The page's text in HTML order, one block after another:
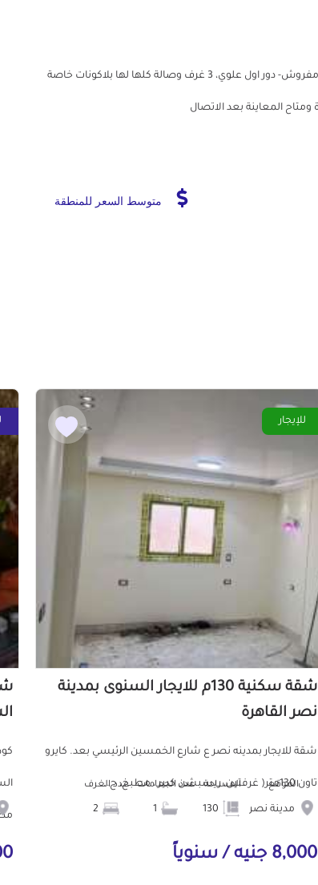
شقة 173م للايجار بكمباوند المقصد بالعاصمة الادارية الجديدة R3- غير مفروش- دور اول علوي، 3 غرف وصالة كلها لها بلاكونات خاصة
متوسط السعر للمنطقة
للإيجار
شقة سكنية 130م للايجار السنوى بمدينة
نصر القاهرة
شقة للايجار بمدينه نصر ع شارع الخمسين الرئيسي بعد. كايرو
تاون 130متر( غرفتين، ريسبشن كبير ، مطبخ، ح...الموقع
مدينة نصر
المساحة عدد الحمامات عدد الغرف
8,000 جنيه / سنوياً